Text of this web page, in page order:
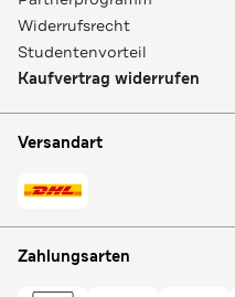
Widerrufsrecht
Studentenvorteil
Kaufvertrag widerrufen
Versandart
Zahlungsarten